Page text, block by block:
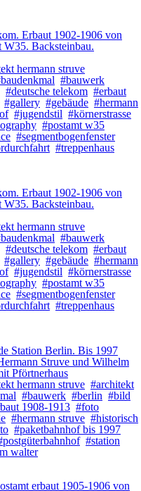
Erbaut 1902-1906 von
W35. Backsteinbau.
hermann struve
#bauwerk
#deutsche telekom #erbaut
#gallery #gebäude #hermann
#jugendstil #körnerstrasse
#postamt w35
#segmentbogenfenster
#treppenhaus
Erbaut 1902-1906 von
W35. Backsteinbau.
hermann struve
#bauwerk
#deutsche telekom #erbaut
#gallery #gebäude #hermann
#jugendstil #körnerstrasse
#postamt w35
#segmentbogenfenster
#treppenhaus
Station Berlin. Bis 1997
Struve und Wilhelm
Pförtnerhaus
hermann struve #architekt
#bauwerk #berlin #bild
1908-1913 #foto
#hermann struve #historisch
#paketbahnhof bis 1997
#station
walter
erbaut 1905-1906 von